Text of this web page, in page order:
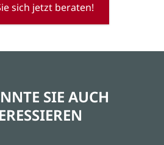
sich jetzt beraten!
SIE AUCH